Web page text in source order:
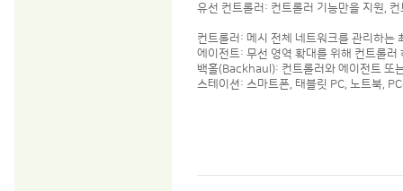
유선 컨트롤러: 컨트롤러 기능만을 지원,
컨트롤러: 메시 전체 네트워크를 관리하는
에이전트: 무선 영역 확대를 위해 컨트롤
백홀(Backhaul): 컨트롤러와 에이전트 또
스테이션: 스마트폰, 태블릿 PC, 노트북,